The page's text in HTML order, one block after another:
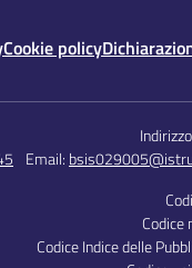
Cookie policy
Email:
Codice
Codice Indice delle